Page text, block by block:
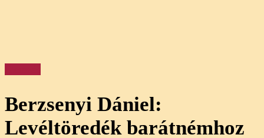
Berzsenyi Dániel:
Levéltöredék barátnémhoz